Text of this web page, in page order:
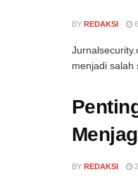
BY REDAKSI 6
menjadi salah
BY REDAKSI